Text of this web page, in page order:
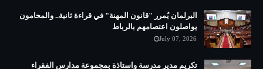
البرلمان يُمرر "قانون المهنة" في قراءة ثانية.. والمحامون
يواصلون اعتصامهم بالرباط
July 07, 2026
تكريم مدير مدرسة واستاذة بمجموعة مدارس الفقراء